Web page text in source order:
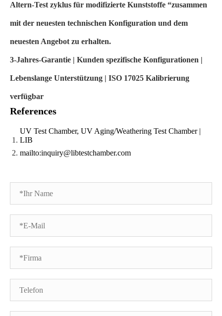
Altern-Test zyklus für modifizierte Kunststoffe “zusammen
mit der neuesten technischen Konfiguration und dem
neuesten Angebot zu erhalten.
3-Jahres-Garantie | Kunden spezifische Konfigurationen |
Lebenslange Unterstützung | ISO 17025 Kalibrierung
verfügbar
References
UV Test Chamber, UV Aging/Weathering Test Chamber |
LIB
mailto:inquiry@libtestchamber.com